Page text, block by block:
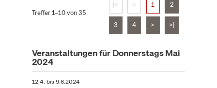
Treffer 1–10 von 35
|< < 1 2
3 4 > >|
Veranstaltungen für Donnerstags Mai
2024
12.4. bis9.6.2024